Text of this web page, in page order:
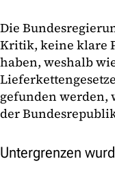
Die
Kritik, keine klare
haben, weshalb
gefunden werden,
der
Untergrenzen